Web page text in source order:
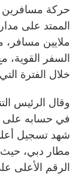
حركة مسافرين
ملايين
خلال الفترة التي
وقال الرئيس
في حسابه على
شهد تسجيل
الرقم الأعلى